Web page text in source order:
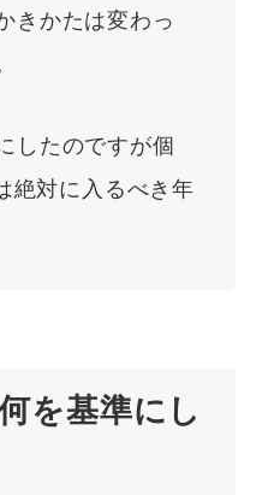
きかたは変わっ
したのですが個
絶対に入るべき年
を基準にし